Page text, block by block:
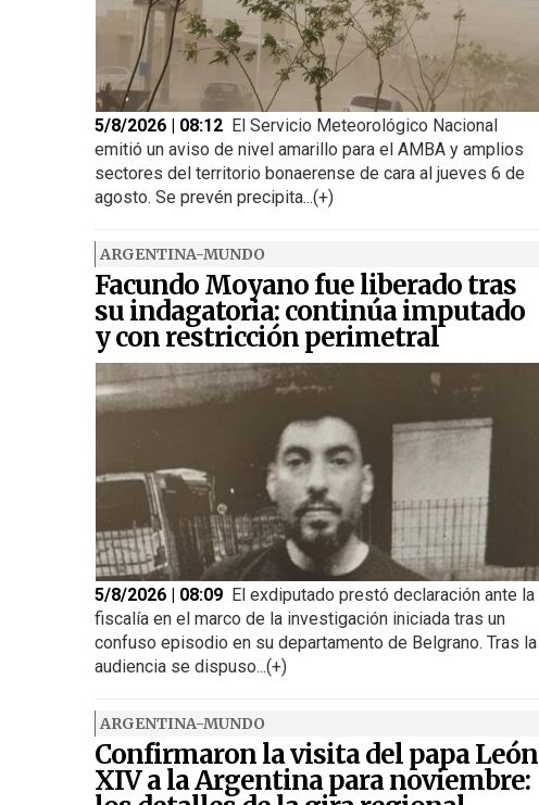
5/8/2026 | 08:12 El Servicio Meteorológico Nacional
emitió un aviso de nivel amarillo para el AMBA y amplios
sectores del territorio bonaerense de cara al jueves 6 de
agosto. Se prevén precipita...(+)
ARGENTINA-MUNDO
Facundo Moyano fue liberado tras
su indagatoria: continúa imputado
y con restricción perimetral
5/8/2026 | 08:09 El exdiputado prestó declaración ante la
fiscalía en el marco de la investigación iniciada tras un
confuso episodio en su departamento de Belgrano. Tras la
audiencia se dispuso...(+)
ARGENTINA-MUNDO
Confirmaron la visita del papa León
XIV a la Argentina para noviembre: